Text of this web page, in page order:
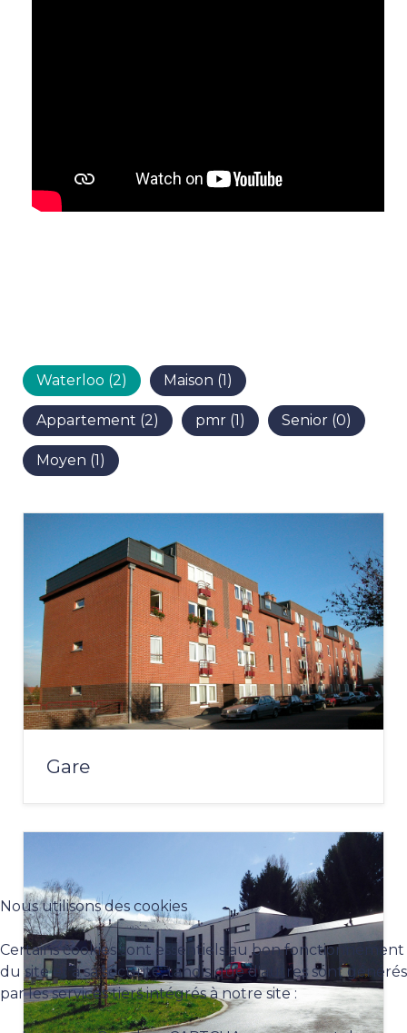
Waterloo (2) Maison (1)
Appartement (2) pmr (1) Senior (0)
Moyen (1)
Gare
Nous utilisons des cookies
Certains cookies sont essentiels au bon fonctionnement
du site et à sa sécurité, tandis que d'autres sont générés
par les services tiers intégrés à notre site :